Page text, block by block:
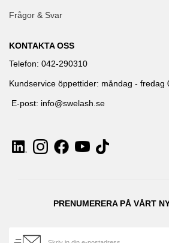
Frågor & Svar
KONTAKTA OSS
Telefon: 042-290310
Kundservice öppettider: måndag - fredag
E-post: info@swelash.se
PRENUMERERA PÅ VÅRT